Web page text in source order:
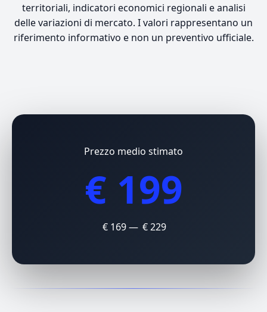
territoriali, indicatori economici regionali e analisi
delle variazioni di mercato. I valori rappresentano un
riferimento informativo e non un preventivo ufficiale.
Prezzo medio stimato
€ 199
€ 169 — € 229